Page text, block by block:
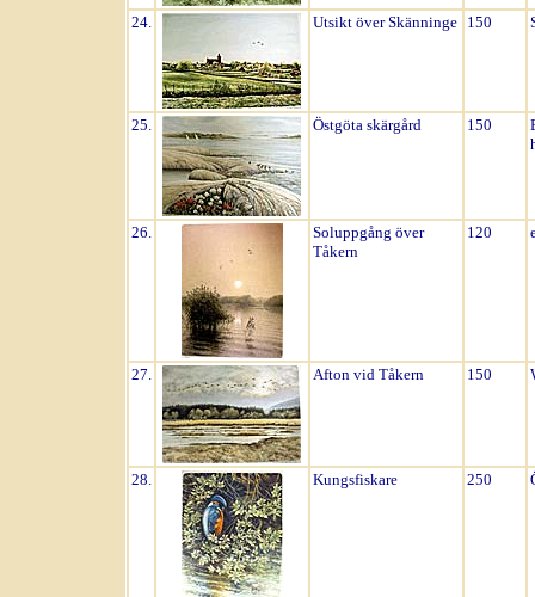
24. Utsikt över Skänninge 150
25. Östgöta skärgård 150
26.
Soluppgång över
Tåkern
120
27. Afton vid Tåkern 150
28. Kungsfiskare 250